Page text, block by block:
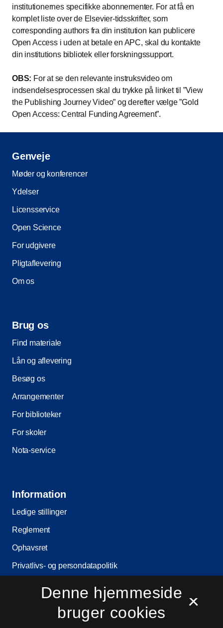
institutionernes specifikke abonnementer. For at få en
komplet liste over de Elsevier-tidsskrifter, som
corresponding authors fra din institution kan publicere
Open Access i uden at betale en APC, skal du kontakte
din institutions bibliotek eller forskningssupport.
OBS: For at se den relevante instruksvideo om
indsendelsesprocessen skal du trykke på linket til ”View
the Publishing Journey Video” og derefter vælge ”Gold
Open Access: Central Funding Agreement”.
Genveje
Møder og konferencer
Ydelser
Licensservice
Open Science
For udgivere
Pligtaflevering
Om os
Brug os
Find materiale
Lån og aflevering
Besøg os
Arrangementer
For biblioteker
For skoler
Nota-service
Information
Ledige stillinger
Reglement
Ophavsret
Privatlivs- og persondatapolitik
Cookieindstillinger
×
Denne hjemmeside
bruger cookies